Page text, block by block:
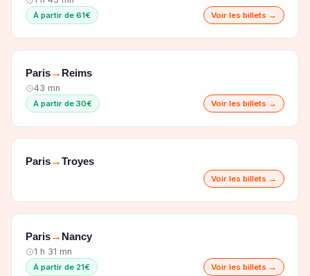
À partir de 61€ Voir les billets →
Paris→ Reims
43 mn
À partir de 30€ Voir les billets →
Paris→Troyes
Voir les billets →
Paris→ Nancy
1 h 31 mn
À partir de 21€ Voir les billets →